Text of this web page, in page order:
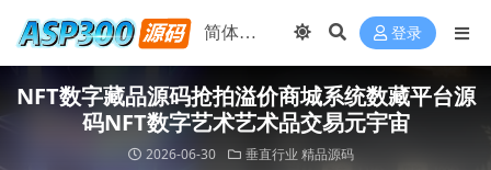
登录
NFT数字藏品源码抢拍溢价商城系统数藏平台源
码NFT数字艺术艺术品交易元宇宙
2026-06-30 垂直行业 精品源码